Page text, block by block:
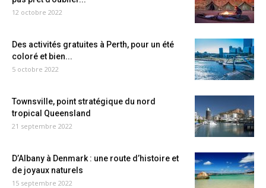
12 octobre 2022
Des activités gratuites à Perth, pour un été
coloré et bien...
5 octobre 2022
Townsville, point stratégique du nord
tropical Queensland
21 septembre 2022
D’Albany à Denmark : une route d’histoire et
de joyaux naturels
15 septembre 2022